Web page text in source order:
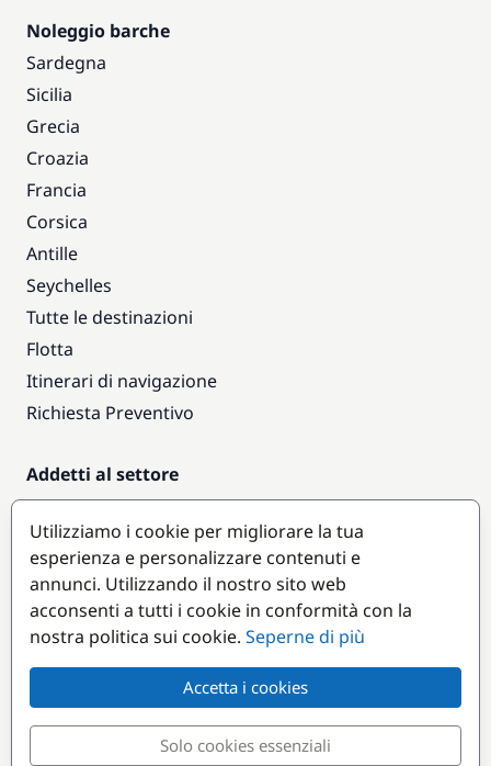
Noleggio barche
Sardegna
Sicilia
Grecia
Croazia
Francia
Corsica
Antille
Seychelles
Tutte le destinazioni
Flotta
Itinerari di navigazione
Richiesta Preventivo
Addetti al settore
Accesso armatori
Diventare partner
Destinazioni popolari
Utilizziamo i cookie per migliorare la tua
esperienza e personalizzare contenuti e
annunci. Utilizzando il nostro sito web
acconsenti a tutti i cookie in conformità con la
nostra politica sui cookie. Seperne di più
Accetta i cookies
Solo cookies essenziali